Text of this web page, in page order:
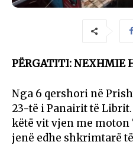
PËRGATITI: NEXHMIE
Nga 6 qershori në
23-të i Panairit të
këtë vit vjen me moton
jenë edhe shkrimtarë